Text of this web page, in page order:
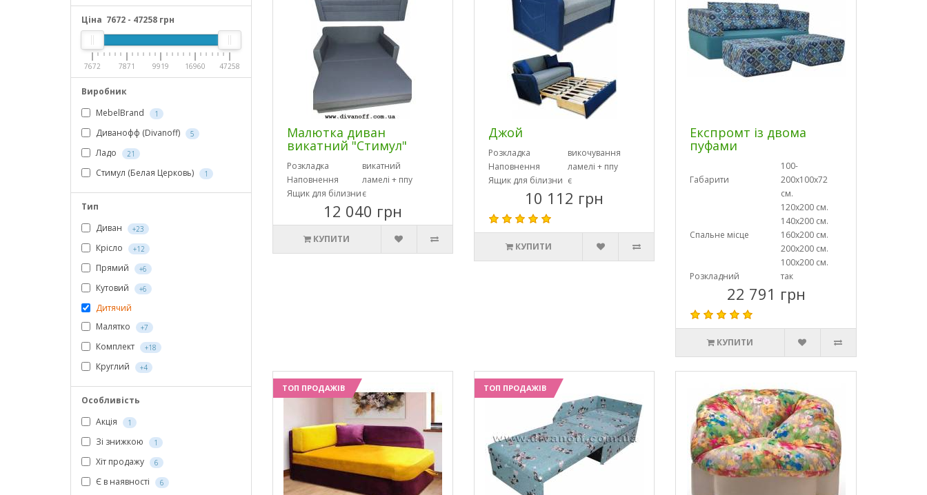
Ціна 7672 - 47258 грн
7672 7871 9919 16960 47258
Виробник
MebelBrand
1
Диванофф (Divanoff) 5
Ладо 21
Стимул (Белая Церковь) 1
Тип
Диван
+23
Крісло +12
Прямий +6
Кутовий +6
Дитячий
Малятко
+7
Комплект +18
Круглий +4
Особливість
Акція
1
Зі знижкою 1
Хіт продажу 6
Є в наявності 6
Малютка диван
викатний "Стимул"
Розкладка
викатний
Наповнення
ламелі + ппу
Ящик для білизниє
12 040 грн
КУПИТИ
Джой
Розкладка
викочування
Наповнення
ламелі + ппу
Ящик для білизни є
10 112 грн
КУПИТИ
Експромт із двома
пуфами
Габарити
100-
200х100х72
см.
Спальне місце
120х200 см.
140х200 см.
160х200 см.
200х200 см.
100х200 см.
Розкладний
так
22 791 грн
КУПИТИ
ТОП ПРОДАЖІВ ТОП ПРОДАЖІВ